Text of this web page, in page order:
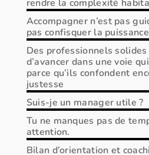
rendre la complexité
Accompagner n’est pas
pas confisquer la
Des professionnels
d’avancer dans une voie
parce qu’ils confondent
justesse
Suis-je un manager utile ?
Tu ne manques pas de
attention.
Bilan d’orientation et